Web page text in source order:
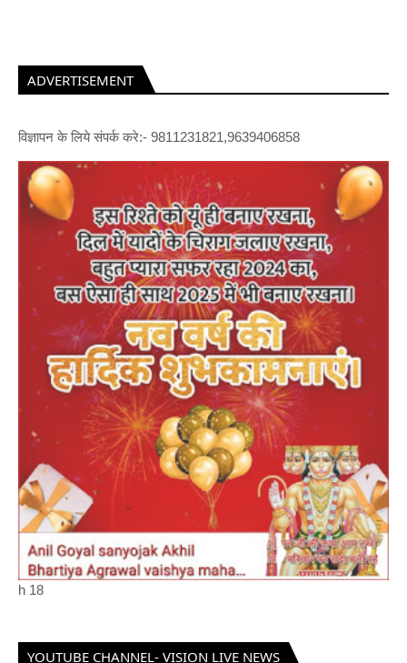
ADVERTISEMENT
विज्ञापन के लिये संपर्क करे:- 9811231821,9639406858
h 18
YOUTUBE CHANNEL- VISION LIVE NEWS